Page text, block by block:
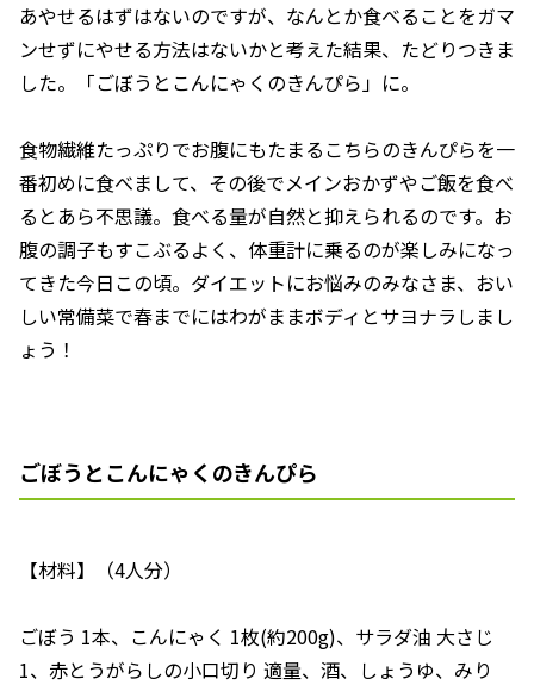
あやせるはずはないのですが、なんとか食べることをガマ
ンせずにやせる方法はないかと考えた結果、たどりつきま
した。「ごぼうとこんにゃくのきんぴら」に。
食物繊維たっぷりでお腹にもたまるこちらのきんぴらを一
番初めに食べまして、その後でメインおかずやご飯を食べ
るとあら不思議。食べる量が自然と抑えられるのです。お
腹の調子もすこぶるよく、体重計に乗るのが楽しみになっ
てきた今日この頃。ダイエットにお悩みのみなさま、おい
しい常備菜で春までにはわがままボディとサヨナラしまし
ょう！
ごぼうとこんにゃくのきんぴら
【材料】（4人分）
ごぼう 1本、こんにゃく 1枚(約200g)、サラダ油 大さじ
1、赤とうがらしの小口切り 適量、酒、しょうゆ、みり